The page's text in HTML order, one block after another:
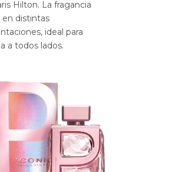
Hilton. La fragancia
en distintas
ideal para
a todos lados.